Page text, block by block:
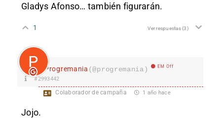
Gladys Afonso… también figurarán.
1 Ver respuestas(3)
Progremania (@progremania) EM Off
#2993442
Colaborador de campaña 1 año hace
Jojo.